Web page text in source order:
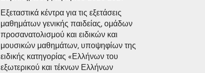
Εξεταστικά κέντρα για τις εξετάσεις
μαθημάτων γενικής παιδείας, ομάδων
προσανατολισμού και ειδικών και
μουσικών μαθημάτων, υποψηφίων της
ειδικής κατηγορίας «Ελλήνων του
εξωτερικού και τέκνων Ελλήνων